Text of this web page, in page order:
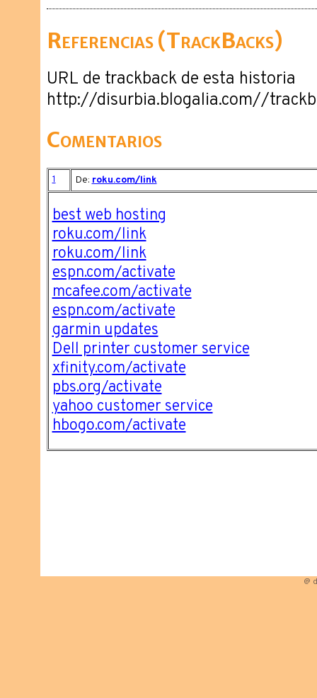
Referencias (TrackBacks)
URL de trackback de esta historia
http://disurbia.blogalia.com//
Comentarios
1 De: roku.com/link
best web hosting
roku.com/link
roku.com/link
espn.com/activate
mcafee.com/activate
espn.com/activate
garmin updates
Dell printer customer service
xfinity.com/activate
pbs.org/activate
yahoo customer service
hbogo.com/activate
@